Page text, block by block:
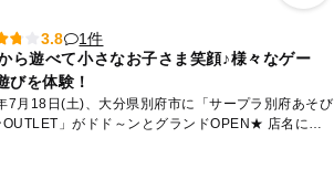
3.8
1件
ら遊べて小さなお子さま笑顔♪様々なゲー
びを体験！
7月18日(土)、大分県別府市に「サープラ別府あそび
OUTLET」がドド～ンとグランドOPEN★ 店名にあ